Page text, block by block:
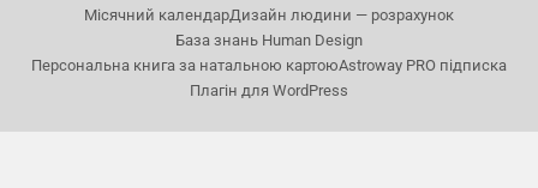
Місячний календарДизайн людини — розрахунок
База знань Human Design
Персональна книга за натальною картоюAstroway PRO підписка
Плагін для WordPress